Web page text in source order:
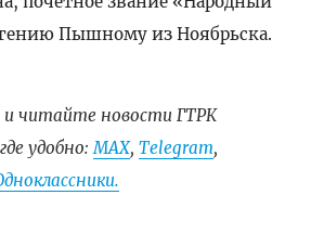
Пышному из Ноябрьска.
читайте новости ГТРК
удобно:МАХ, Telegram,